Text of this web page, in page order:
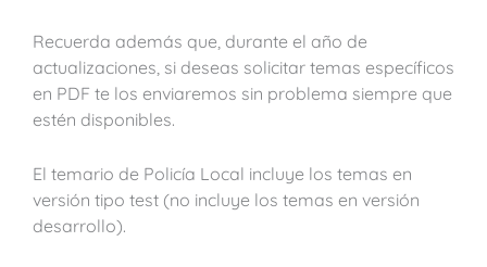
Recuerda además que, durante el año de
actualizaciones, si deseas solicitar temas específicos
en PDF te los enviaremos sin problema siempre que
estén disponibles.
El temario de Policía Local incluye los temas en
versión tipo test (no incluye los temas en versión
desarrollo).